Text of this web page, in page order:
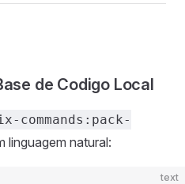
de Codigo Local
commands:pack-
linguagem natural:
text